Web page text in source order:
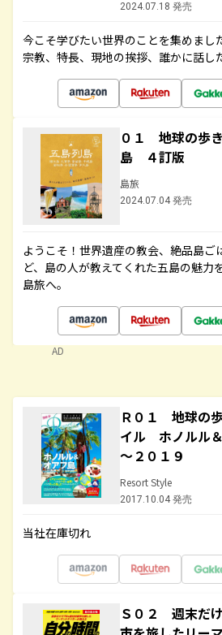
2024.07.18 発売
今こそ学びたい世界のことを集めまし
宗教、特長、現地の挨拶、誰かに話し
０１ 地球の歩
島 ４訂版
島旅
2024.07.04 発売
ようこそ！世界遺産の教会、絶品島ご
ど、島の人が教えてくれた五島の魅力
島旅へ。
AD
Ｒ０１ 地球の
イル ホノルル
～２０１９
Resort Style
2017.10.04 発売
当社在庫切れ
Ｓ０２ 週末だ